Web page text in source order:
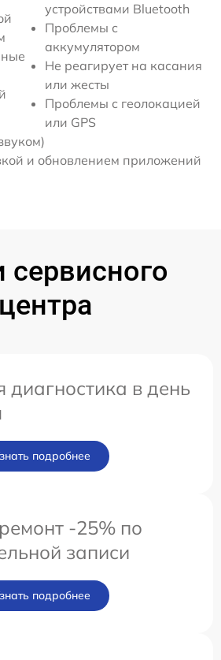
устройствами Bluetooth
Проблемы с
аккумулятором
Не реагирует на касания
или жесты
Проблемы с геолокацией
или GPS
и обновлением приложений
сервисного
центра
диагностика в день
подробнее
-25% по
записи
подробнее